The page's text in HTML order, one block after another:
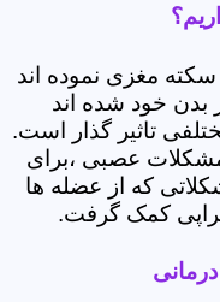
سکته مغزی نموده اند
خود شده اند
تاثیر گذار است.
عصبی ،برای
که از عضله ها
کمک گرفت.